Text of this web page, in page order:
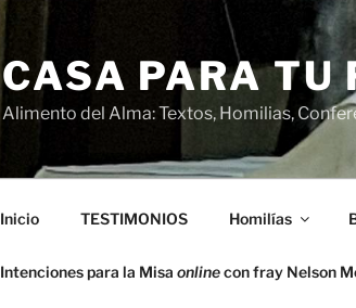
CASA PARA TU
Alimento del Alma: Textos, Homilias,
Inicio TESTIMONIOS Homilías
Intenciones para la Misa onlinecon fray Nelson